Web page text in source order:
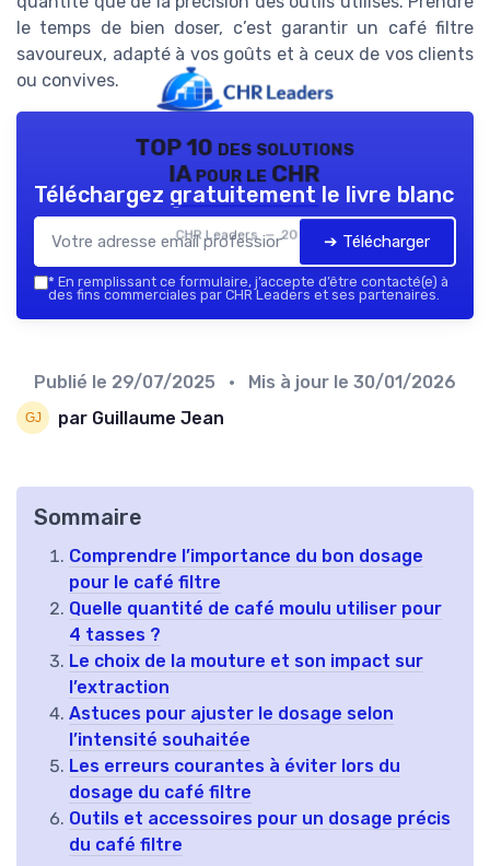
le temps de bien doser, c’est garantir un café filtre
savoureux, adapté à vos goûts et à ceux de vos clients
ou convives.
TOP 10 des solutions
IA pour le CHR
CHR Leaders — 2026
Téléchargez gratuitement le livre blanc
➔ Télécharger
* En remplissant ce formulaire, j’accepte d’être contacté(e) à
des fins commerciales par CHR Leaders et ses partenaires.
Publié le 29/07/2025 • Mis à jour le 30/01/2026
par Guillaume Jean
Sommaire
Comprendre l’importance du bon dosage
pour le café filtre
Quelle quantité de café moulu utiliser pour
4 tasses ?
Le choix de la mouture et son impact sur
l’extraction
Astuces pour ajuster le dosage selon
l’intensité souhaitée
Les erreurs courantes à éviter lors du
dosage du café filtre
Outils et accessoires pour un dosage précis
du café filtre